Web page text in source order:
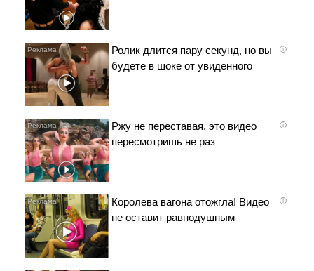
i
Ролик длится пару секунд, но вы
будете в шоке от увиденного
i
Ржу не переставая, это видео
пересмотришь не раз
i
Королева вагона отожгла! Видео
не оставит равнодушным